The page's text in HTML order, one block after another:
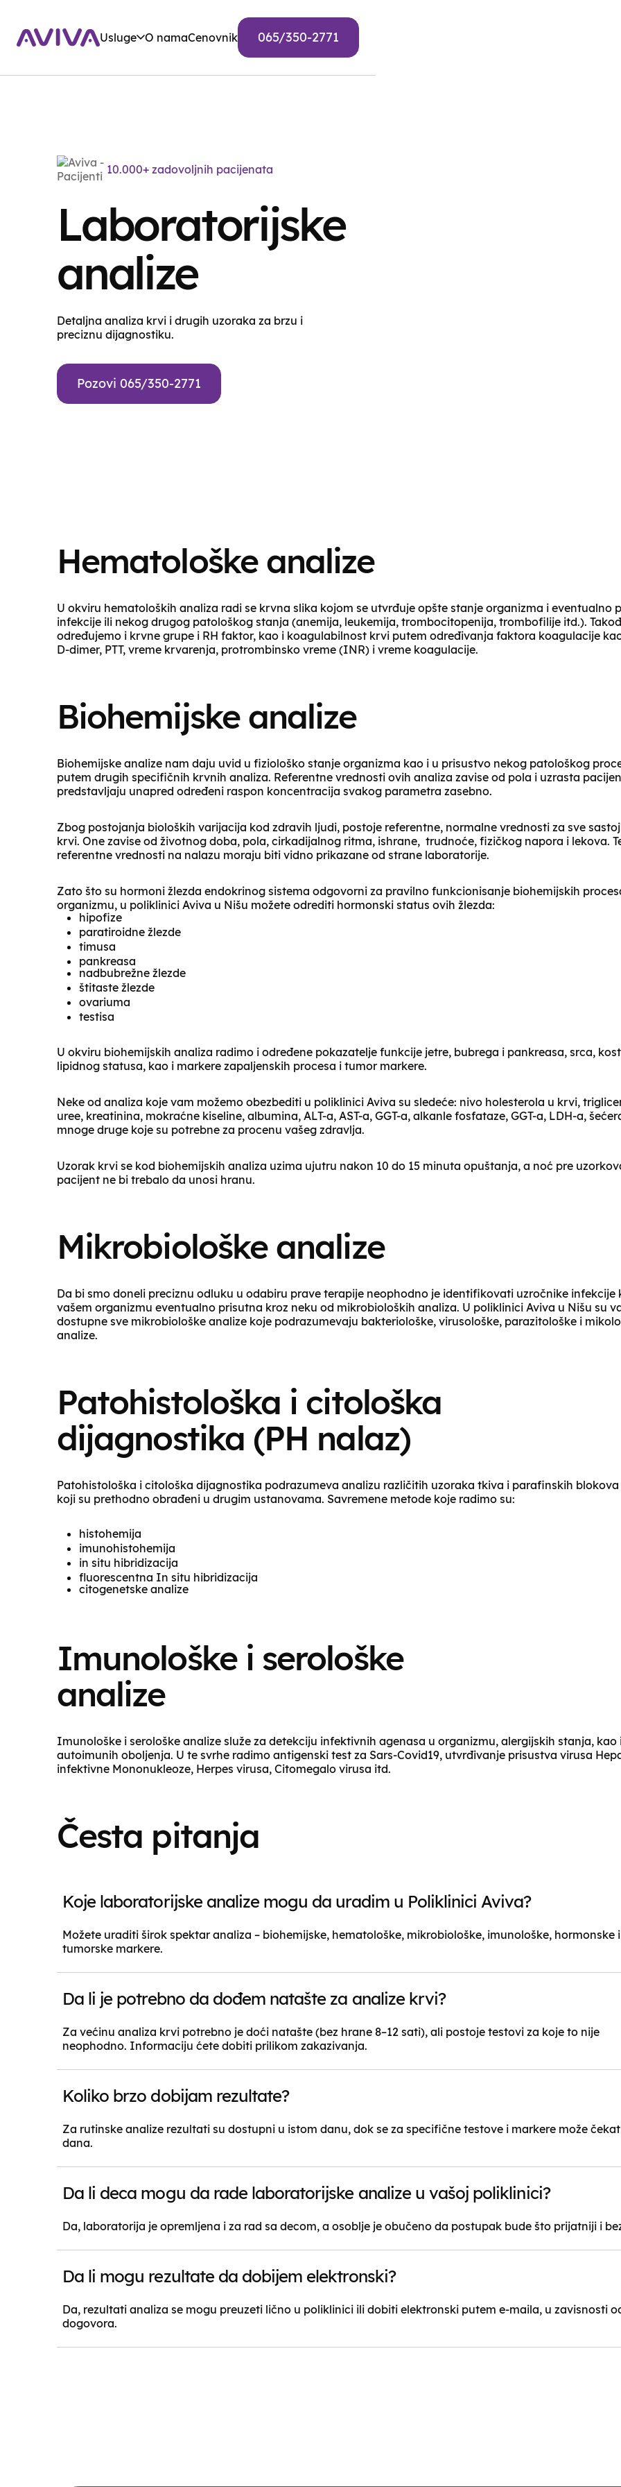
Usluge O namaCenovnik 065/350-2771
10.000+ zadovoljnih pacijenata
Laboratorijske
analize
Detaljna analiza krvi i drugih uzoraka za brzu i
preciznu dijagnostiku.
Pozovi 065/350-2771
Hematološke analize
U okviru hematoloških analiza radi se krvna slika kojom se utvrđuje opšte stanje organizma i eventualno
infekcije ili nekog drugog patološkog stanja (anemija, leukemija, trombocitopenija, trombofilije itd.).
određujemo i krvne grupe i RH faktor, kao i koagulabilnost krvi putem određivanja faktora koagulacije
D-dimer, PTT, vreme krvarenja, protrombinsko vreme (INR) i vreme koagulacije.
Biohemijske analize
Biohemijske analize nam daju uvid u fiziološko stanje organizma kao i u prisustvo nekog patološkog
putem drugih specifičnih krvnih analiza. Referentne vrednosti ovih analiza zavise od pola i uzrasta
predstavljaju unapred određeni raspon koncentracija svakog parametra zasebno.
Zbog postojanja bioloških varijacija kod zdravih ljudi, postoje referentne, normalne vrednosti za sve
krvi. One zavise od životnog doba, pola, cirkadijalnog ritma, ishrane, trudnoće, fizičkog napora i lekova.
referentne vrednosti na nalazu moraju biti vidno prikazane od strane laboratorije.
Zato što su hormoni žlezda endokrinog sistema odgovorni za pravilno funkcionisanje biohemijskih
organizmu, u poliklinici Aviva u Nišu možete odrediti hormonski status ovih žlezda:
hipofize
paratiroidne žlezde
timusa
pankreasa
nadbubrežne žlezde
štitaste žlezde
ovariuma
testisa
U okviru biohemijskih analiza radimo i određene pokazatelje funkcije jetre, bubrega i pankreasa, srca,
lipidnog statusa, kao i markere zapaljenskih procesa i tumor markere.
Neke od analiza koje vam možemo obezbediti u poliklinici Aviva su sledeće: nivo holesterola u krvi,
uree, kreatinina, mokraćne kiseline, albumina, ALT-a, AST-a, GGT-a, alkanle fosfataze, GGT-a, LDH-a,
mnoge druge koje su potrebne za procenu vašeg zdravlja.
Uzorak krvi se kod biohemijskih analiza uzima ujutru nakon 10 do 15 minuta opuštanja, a noć pre
pacijent ne bi trebalo da unosi hranu.
Mikrobiološke analize
Da bi smo doneli preciznu odluku u odabiru prave terapije neophodno je identifikovati uzročnike infekcije
vašem organizmu eventualno prisutna kroz neku od mikrobioloških analiza. U poliklinici Aviva u Nišu su
dostupne sve mikrobiološke analize koje podrazumevaju bakteriološke, virusološke, parazitološke i
analize.
Patohistološka i citološka
dijagnostika (PH nalaz)
Patohistološka i citološka dijagnostika podrazumeva analizu različitih uzoraka tkiva i parafinskih
koji su prethodno obrađeni u drugim ustanovama. Savremene metode koje radimo su:
histohemija
imunohistohemija
in situ hibridizacija
fluorescentna In situ hibridizacija
citogenetske analize
Imunološke i serološke
analize
Imunološke i serološke analize služe za detekciju infektivnih agenasa u organizmu, alergijskih stanja, kao
autoimunih oboljenja. U te svrhe radimo antigenski test za Sars-Covid19, utvrđivanje prisustva virusa
infektivne Mononukleoze, Herpes virusa, Citomegalo virusa itd.
Česta pitanja
Koje laboratorijske analize mogu da uradim u Poliklinici Aviva?
Možete uraditi širok spektar analiza – biohemijske, hematološke, mikrobiološke, imunološke, hormonske i
tumorske markere.
Da li je potrebno da dođem natašte za analize krvi?
Za većinu analiza krvi potrebno je doći natašte (bez hrane 8–12 sati), ali postoje testovi za koje to nije
neophodno. Informaciju ćete dobiti prilikom zakazivanja.
Koliko brzo dobijam rezultate?
Za rutinske analize rezultati su dostupni u istom danu, dok se za specifične testove i markere može
dana.
Da li deca mogu da rade laboratorijske analize u vašoj poliklinici?
Da, laboratorija je opremljena i za rad sa decom, a osoblje je obučeno da postupak bude što prijatniji i
Da li mogu rezultate da dobijem elektronski?
Da, rezultati analiza se mogu preuzeti lično u poliklinici ili dobiti elektronski putem e-maila, u zavisnosti
dogovora.